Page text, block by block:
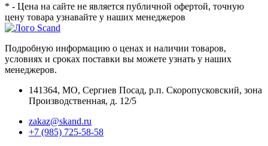
* - Цена на сайте не является публичной офертой, точную
цену товара узнавайте у наших менеджеров
Подробную информацию о ценах и наличии товаров,
условиях и сроках поставки вы можете узнать у наших
менеджеров.
141364, МО, Сергиев Посад, р.п. Скоропусковский, зона
Производственная, д. 12/5
zakaz@skand.ru
+7 (985) 725-58-58